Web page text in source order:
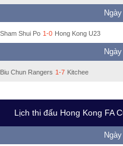
Sham Shui Po 1-0 Hong Kong U23
Biu Chun Rangers 1-7 Kitchee
Lịch thi đấu Hong Kong FA